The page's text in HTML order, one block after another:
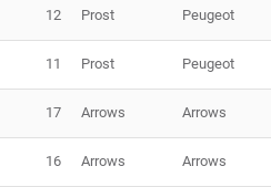
12 Prost Peugeot
11 Prost Peugeot
17 Arrows Arrows
16 Arrows Arrows